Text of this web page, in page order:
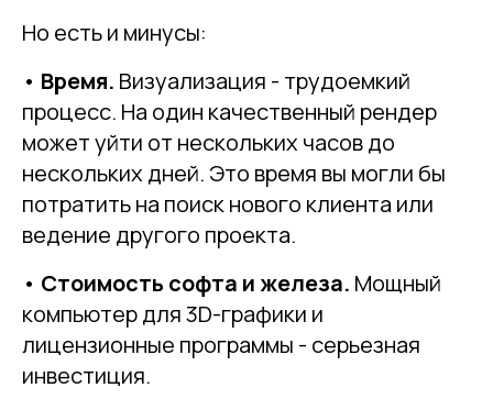
Но есть и минусы:
• Время. Визуализация - трудоемкий
процесс. На один качественный рендер
может уйти от нескольких часов до
нескольких дней. Это время вы могли бы
потратить на поиск нового клиента или
ведение другого проекта.
• Стоимость софта и железа. Мощный
компьютер для 3D-графики и
лицензионные программы - серьезная
инвестиция.